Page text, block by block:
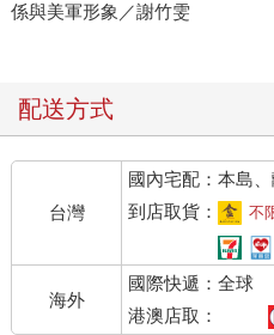
係與美軍形象／謝竹雯
配送方式
台灣
國內宅配：本島
到店取貨：
不
海外
國際快遞：全球
港澳店取：